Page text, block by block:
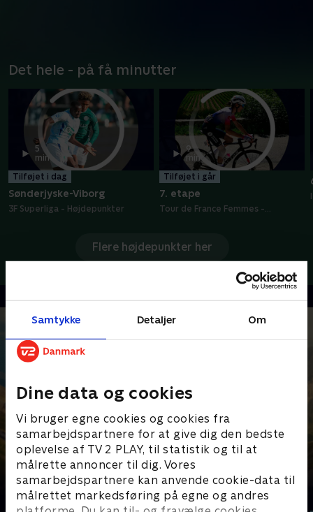
Samtykke Detaljer Om
Dine data og cookies
Vi bruger egne cookies og cookies fra
samarbejdspartnere for at give dig den bedste
oplevelse af TV 2 PLAY, til statistik og til at
målrette annoncer til dig. Vores
samarbejdspartnere kan anvende cookie-data til
målrettet markedsføring på egne og andres
Det hele - på få minutter
5
min
Tilføjet i dag
Sønderjyske-Viborg
3F Superliga - Højdepunkter
9
min
Tilføjet i går
7. etape
Tour de France Femmes -
Flere højdepunkter her
Senest tilføjet